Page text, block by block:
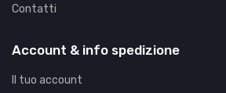
Contatti
Account & info spedizione
Il tuo account